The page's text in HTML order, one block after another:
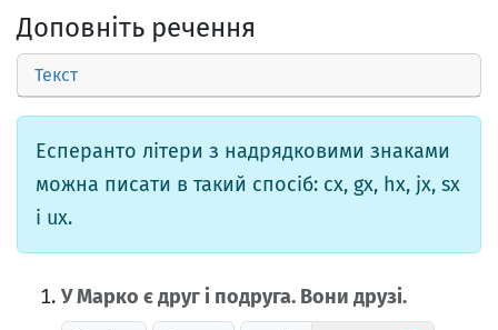
Доповніть речення
Текст
Есперанто літери з надрядковими знаками
можна писати в такий спосіб: cx, gx, hx, jx, sx
і ux.
У Марко є друг і подруга. Вони друзі.